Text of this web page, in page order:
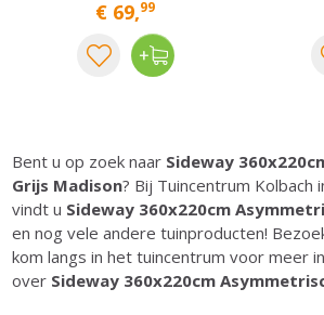
€ 69,99
Bent u op zoek naar Sideway
Grijs Madison? Bij Tuincentrum Kolbach
vindt u Sideway 360x220cm
en nog vele andere tuinproducten!
kom langs in het tuincentrum voor meer
over Sideway 360x220cm